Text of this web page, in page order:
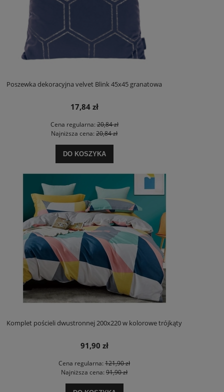
Poszewka dekoracyjna velvet Blink 45x45 granatowa
17,84 zł
Cena regularna:20,84 zł
Najniższa cena: 20,84 zł
DO KOSZYKA
Komplet pościeli dwustronnej 200x220 w kolorowe trójkąty
91,90 zł
Cena regularna: 121,90 zł
Najniższa cena: 91,90 zł